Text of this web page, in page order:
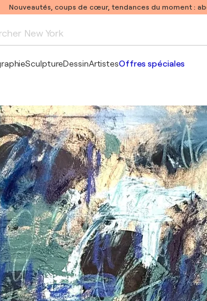
Nouveautés, coups de cœur, tendances du moment :
New York
Pablo Picasso
SculptureDessinArtistesOffres spéciales